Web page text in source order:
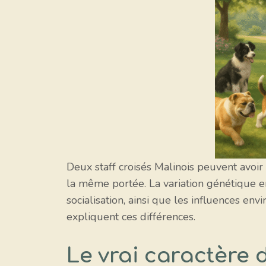
Deux staff croisés Malinois peuvent
la même portée. La variation génétique
socialisation, ainsi que les influences
expliquent ces différences.
Le vrai caractère